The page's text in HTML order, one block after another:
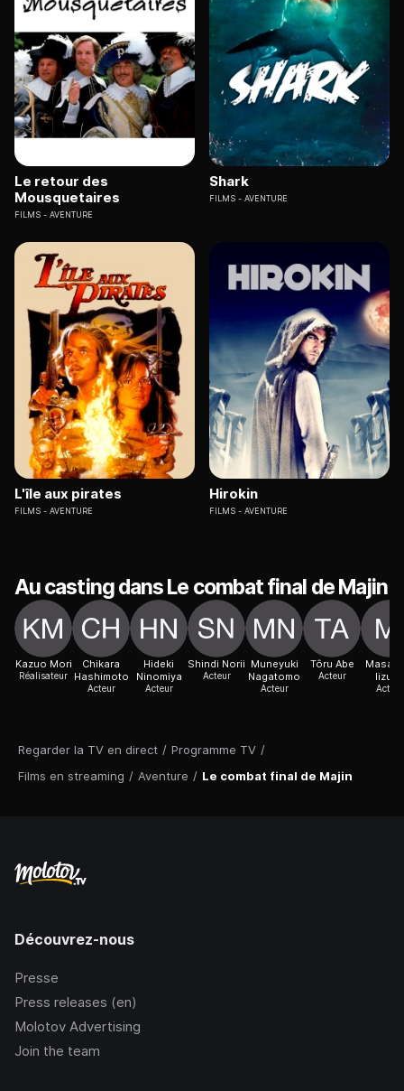
Regarder la TV en direct / Programme TV /
Films en streaming / Aventure / Le combat final de Majin
Le retour des
Mousquetaires
FILMS AVENTURE
Shark
FILMS AVENTURE
L'île aux pirates
FILMS AVENTURE
Hirokin
FILMS AVENTURE
Au casting dans Le combat final de Majin
Kazuo Mori
Réalisateur
Chikara
Hashimoto
Acteur
Hideki
Ninomiya
Acteur
Shindi Norii
Acteur
Muneyuki
Nagatomo
Acteur
Tôru Abe
Acteur
Iizuka
Acteur
Découvrez-nous
Presse
Press releases (en)
Molotov Advertising
Join the team